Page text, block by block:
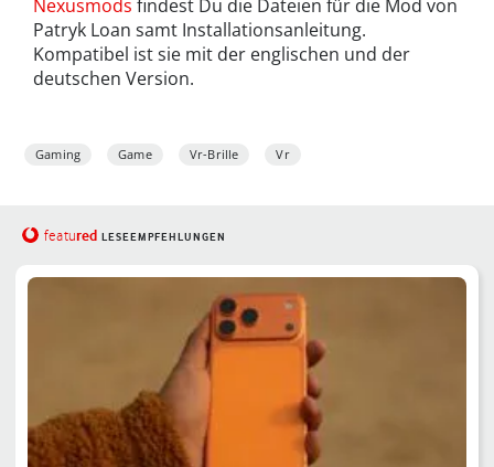
Nexusmods findest Du die Dateien für die Mod von
Patryk Loan samt Installationsanleitung.
Kompatibel ist sie mit der englischen und der
deutschen Version.
Gaming Game Vr-Brille Vr
featured LESEEMPFEHLUNGEN